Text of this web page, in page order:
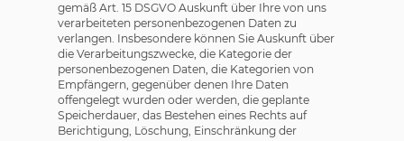
gemäß Art. 15 DSGVO Auskunft über Ihre von uns
verarbeiteten personenbezogenen Daten zu
verlangen. Insbesondere können Sie Auskunft über
die Verarbeitungszwecke, die Kategorie der
personenbezogenen Daten, die Kategorien von
Empfängern, gegenüber denen Ihre Daten
offengelegt wurden oder werden, die geplante
Speicherdauer, das Bestehen eines Rechts auf
Berichtigung, Löschung, Einschränkung der